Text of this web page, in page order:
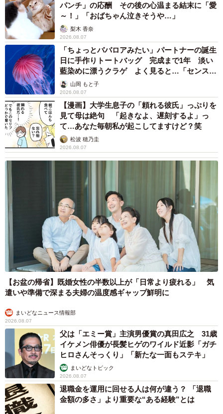
パンチ」の応酬 その後の心温まる結末に「愛
～！」「おばちゃん泣きそうや…」
梨木 香奈
2026.08.07
「ちょっとババロアみたい」パートナーの誕生
日に手作りトートバッグ 完成まで1年 淡い
藍染めに漂うクラゲ よく見ると…「センスす
ごい」山岡 もと子
2026.08.07
【漫画】大学生息子の「頼れる彼氏」っぷりを
見て母は絶句 「起きなよ、遅刻するよ」っ
て…あなた毎朝私が起こしてますけど？笑
松波 穂乃圭
2026.08.07
【お盆の帰省】既婚女性の半数以上が「日常より疲れる」 気
遣いや準備で深まる夫婦の温度感ギャップ鮮明に
まいどなニュース情報部
2026.08.07
父は「エミー賞」主演男優賞の真田広之 31歳
イケメン俳優が長髪ヒゲのワイルド近影「ガチ
ヒロさんそっくり」「新たな一面もステキ」
まいどなトピック
2026.08.07
退職金を運用に回せる人は何が違う？ 「退職
金額の多さ」より重要な“ある経験”とは